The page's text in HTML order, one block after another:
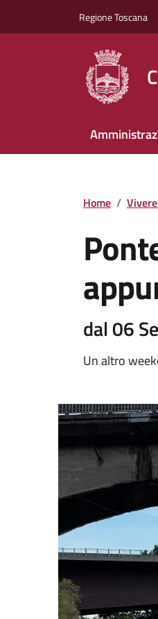
Regione Toscana
Home /
dal 06
Un altro